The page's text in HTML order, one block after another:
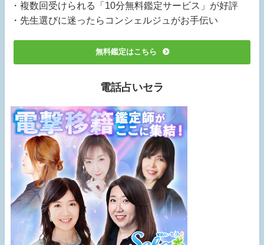
・複数回受けられる「10分無料鑑定サービス」が好評
・先生選びに迷ったらコンシェルジュがお手伝い
無料鑑定はこちら
電話占いセラ